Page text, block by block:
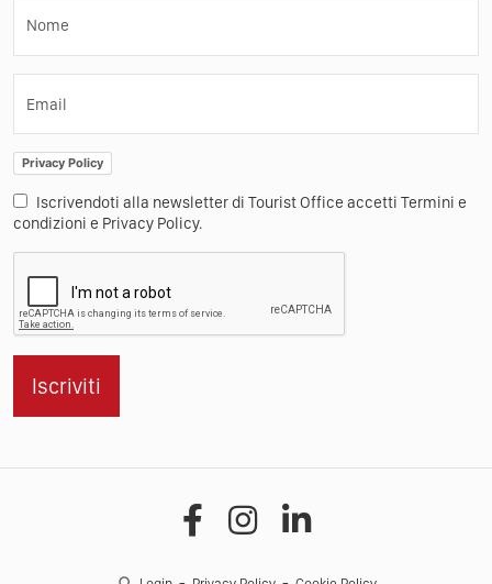
Nome
Email
Privacy Policy
Iscrivendoti alla newsletter di Tourist Office accetti Termini e
condizioni e Privacy Policy.
Iscriviti